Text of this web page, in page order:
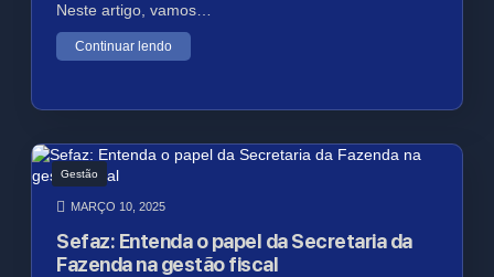
Neste artigo, vamos…
Continuar lendo
Gestão
MARÇO 10, 2025
Sefaz: Entenda o papel da Secretaria da
Fazenda na gestão fiscal